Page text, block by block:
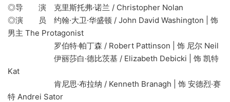
◎导 演 克里斯托弗·诺兰 / Christopher Nolan
◎演 员 约翰·大卫·华盛顿 / John David Washington | 饰
男主 The Protagonist
罗伯特·帕丁森 / Robert Pattinson | 饰 尼尔 Neil
伊丽莎白·德比茨基 / Elizabeth Debicki | 饰 凯特
Kat
肯尼思·布拉纳 / Kenneth Branagh | 饰 安德烈·赛
特 Andrei Sator